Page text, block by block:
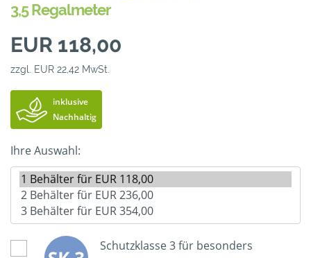
3,5 Regalmeter
EUR 118,00
zzgl. EUR 22,42 MwSt.
inklusive
Nachhaltig
Ihre Auswahl:
Schutzklasse 3 für besonders